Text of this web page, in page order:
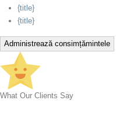
{title}
{title}
Administrează consimțămintele
What Our Clients Say